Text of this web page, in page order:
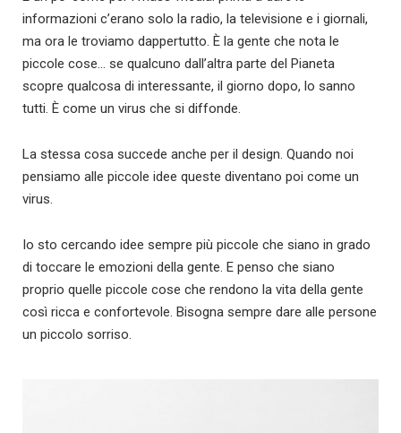
informazioni c’erano solo la radio, la televisione e i giornali,
ma ora le troviamo dappertutto. È la gente che nota le
piccole cose… se qualcuno dall’altra parte del Pianeta
scopre qualcosa di interessante, il giorno dopo, lo sanno
tutti. È come un virus che si diffonde.
La stessa cosa succede anche per il design. Quando noi
pensiamo alle piccole idee queste diventano poi come un
virus.
Io sto cercando idee sempre più piccole che siano in grado
di toccare le emozioni della gente. E penso che siano
proprio quelle piccole cose che rendono la vita della gente
così ricca e confortevole. Bisogna sempre dare alle persone
un piccolo sorriso.